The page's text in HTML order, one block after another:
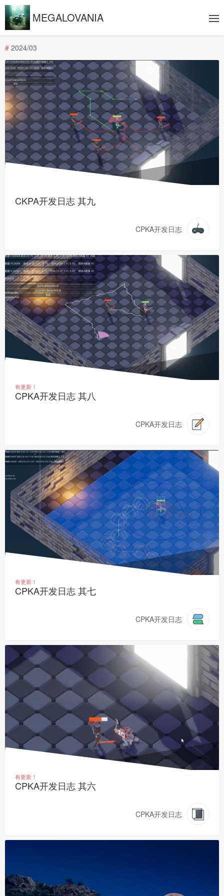
MEGALOVANIA
# 2024/03
CKPA开发日志 其九
CPKA开发日志
有更新！
CPKA开发日志 其八
CPKA开发日志
有更新！
CPKA开发日志 其七
CPKA开发日志
有更新！
CPKA开发日志 其六
CPKA开发日志